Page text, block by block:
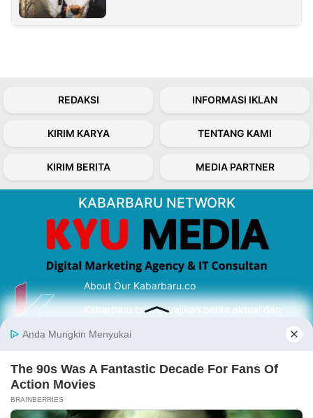
REDAKSI INFORMASI IKLAN
KIRIM KARYA TENTANG KAMI
KIRIM BERITA MEDIA PARTNER
KABARBARU NETWORK
About Our Kabarbaru.co
Kabarbaru.co menyajikan berita aktual dan
serta terverifikasi dari sumber yang tepat.
Follow Kabarbaru